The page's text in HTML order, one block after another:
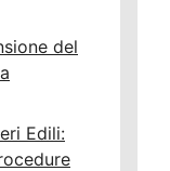
del
Edili: